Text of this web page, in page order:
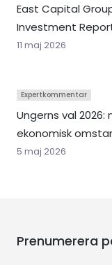
East Capital
Investment
11 maj 2026
Expertkommentar
Ungerns val 2026:
ekonomisk
5 maj 2026
Prenumerera